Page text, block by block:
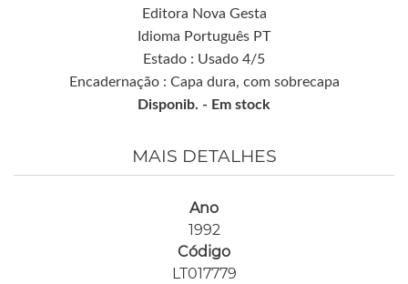
Editora Nova Gesta
Idioma Português PT
Estado : Usado 4/5
Encadernação : Capa dura, com sobrecapa
Disponib. - Em stock
MAIS DETALHES
Ano
1992
Código
LT017779